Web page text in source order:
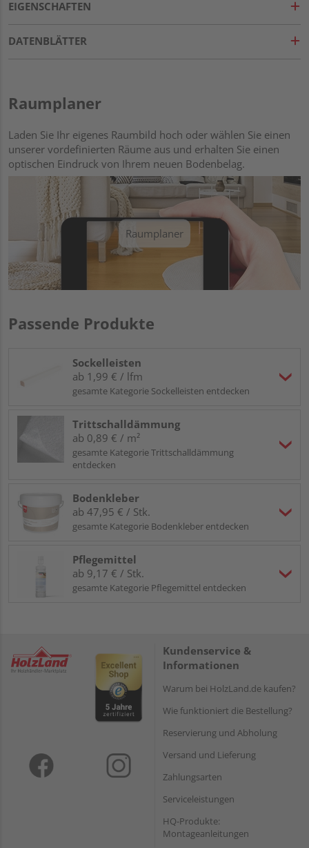
EIGENSCHAFTEN
DATENBLÄTTER
Raumplaner
Laden Sie Ihr eigenes Raumbild hoch oder wählen Sie einen
unserer vordefinierten Räume aus und erhalten Sie einen
optischen Eindruck von Ihrem neuen Bodenbelag.
Raumplaner
Passende Produkte
Sockelleisten
ab 1,99 € / lfm
gesamte Kategorie Sockelleisten entdecken
Trittschalldämmung
ab 0,89 € / m²
gesamte Kategorie Trittschalldämmung
entdecken
Bodenkleber
ab 47,95 € / Stk.
gesamte Kategorie Bodenkleber entdecken
Pflegemittel
ab 9,17 € / Stk.
gesamte Kategorie Pflegemittel entdecken
Kundenservice &
Informationen
Warum bei HolzLand.de kaufen?
Wie funktioniert die Bestellung?
Reservierung und Abholung
Versand und Lieferung
Zahlungsarten
Serviceleistungen
HQ-Produkte:
Montageanleitungen